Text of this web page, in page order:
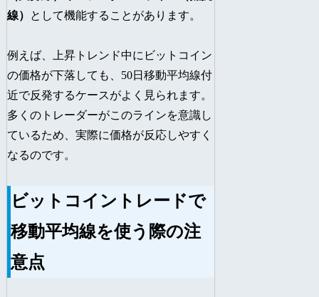
線）
として機能することがあります。
例えば、上昇トレンド中にビットコイン
の価格が下落しても、50日移動平均線付
近で反発するケースがよく見られます。
多くのトレーダーがこのラインを意識し
ているため、実際に価格が反応しやすく
なるのです。
ビットコイントレードで
移動平均線を使う際の注
意点